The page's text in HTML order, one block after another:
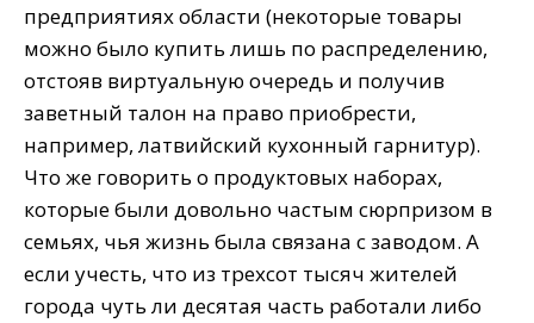
предприятиях области (некоторые товары
можно было купить лишь по распределению,
отстояв виртуальную очередь и получив
заветный талон на право приобрести,
например, латвийский кухонный гарнитур).
Что же говорить о продуктовых наборах,
которые были довольно частым сюрпризом в
семьях, чья жизнь была связана с заводом. А
если учесть, что из трехсот тысяч жителей
города чуть ли десятая часть работали либо